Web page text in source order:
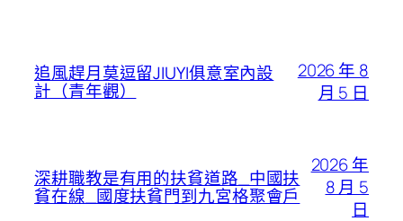
追風趕月莫逗留JIUYI俱意室內設
計（青年觀）
2026 年 8
月 5 日
深耕職教是有用的扶貧道路_中國扶
貧在線_國度扶貧門到九宮格聚會戶
2026 年
8 月 5
日